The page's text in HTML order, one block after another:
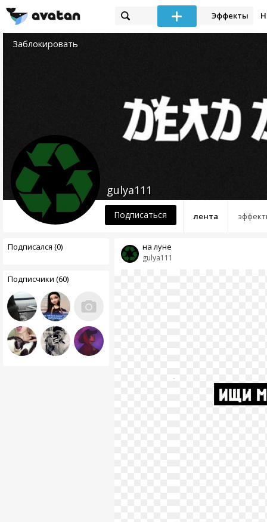
Эффекты
Заблокировать
лента
gulya111
Подписаться
Подписался (0)
Подписчики (60)
gulya111
на луне